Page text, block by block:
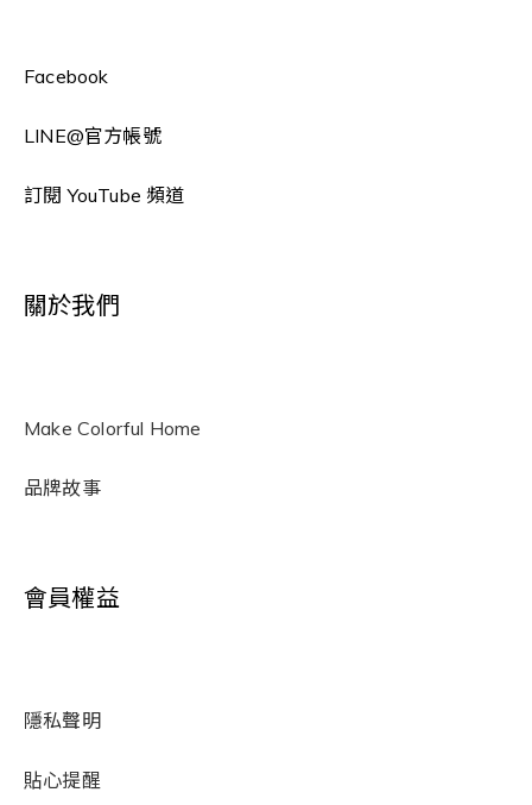
Facebook
LINE@官方帳號
訂閱 YouTube 頻道
關於我們
Make Colorful Home
品牌故事
會員權益
隱私聲明
貼心提醒